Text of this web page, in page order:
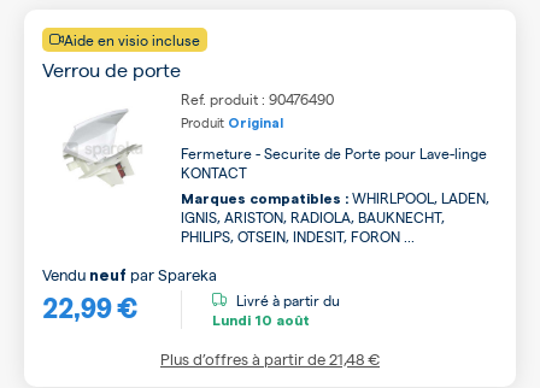
Aide en visio incluse
Verrou de porte
Ref. produit : 90476490
Produit Original
Fermeture - Securite de Porte pour Lave-linge
KONTACT
Marques compatibles : WHIRLPOOL, LADEN,
IGNIS, ARISTON, RADIOLA, BAUKNECHT,
PHILIPS, OTSEIN, INDESIT, FORON ...
22,99 €
Vendu neuf parSpareka
Livré à partir du
Lundi 10 août
Plus d’offres à partir de21,48 €